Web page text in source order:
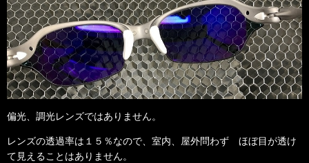
偏光、調光レンズではありません。
レンズの透過率は １５ ％なので、室内、屋外問わず ほぼ目が透け
て見えることはありません。